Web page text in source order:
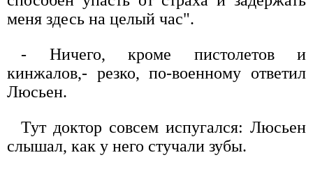
меня здесь на целый час".
- Ничего, кроме пистолетов и
кинжалов,- резко, по-военному ответил
Люсьен.
Тут доктор совсем испугался: Люсьен
слышал, как у него стучали зубы.